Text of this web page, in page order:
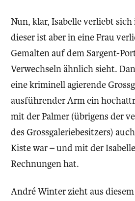
Nun, klar, Isabelle verliebt
dieser ist aber in eine Frau
Gemalten auf dem Sargent-
Verwechseln ähnlich sieht.
eine kriminell agierende
ausführender Arm ein
mit der Palmer (übrigens der
des Grossgaleriebesitzers)
Kiste war – und mit der
Rechnungen hat.
André Winter zieht aus